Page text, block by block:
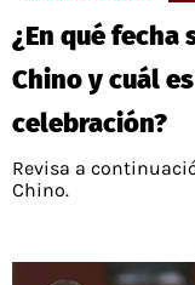
¿En qué fecha
Chino y cuál
celebración?
Revisa a
Chino.